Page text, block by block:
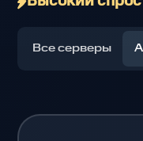
Все серверы